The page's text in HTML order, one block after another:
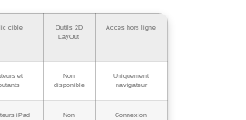
cible
Outils 2D
LayOut
Accès hors ligne
et
Non
disponible
Uniquement
navigateur
iPad
Non
Connexion